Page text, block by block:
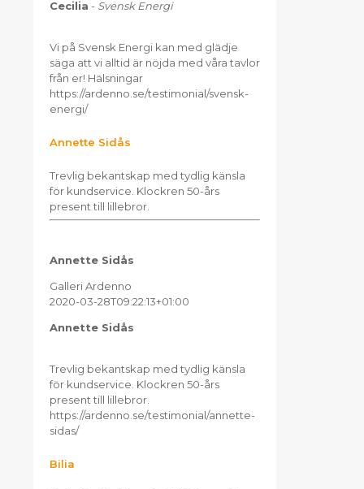
Cecilia - Svensk Energi
Vi på Svensk Energi kan med glädje
säga att vi alltid är nöjda med våra tavlor
från er! Hälsningar
https://ardenno.se/testimonial/svensk-
energi/
Annette Sidås
Trevlig bekantskap med tydlig känsla
för kundservice. Klockren 50-års
present till lillebror.
Annette Sidås
Galleri Ardenno
2020-03-28T09:22:13+01:00
Annette Sidås
Trevlig bekantskap med tydlig känsla
för kundservice. Klockren 50-års
present till lillebror.
https://ardenno.se/testimonial/annette-
sidas/
Bilia